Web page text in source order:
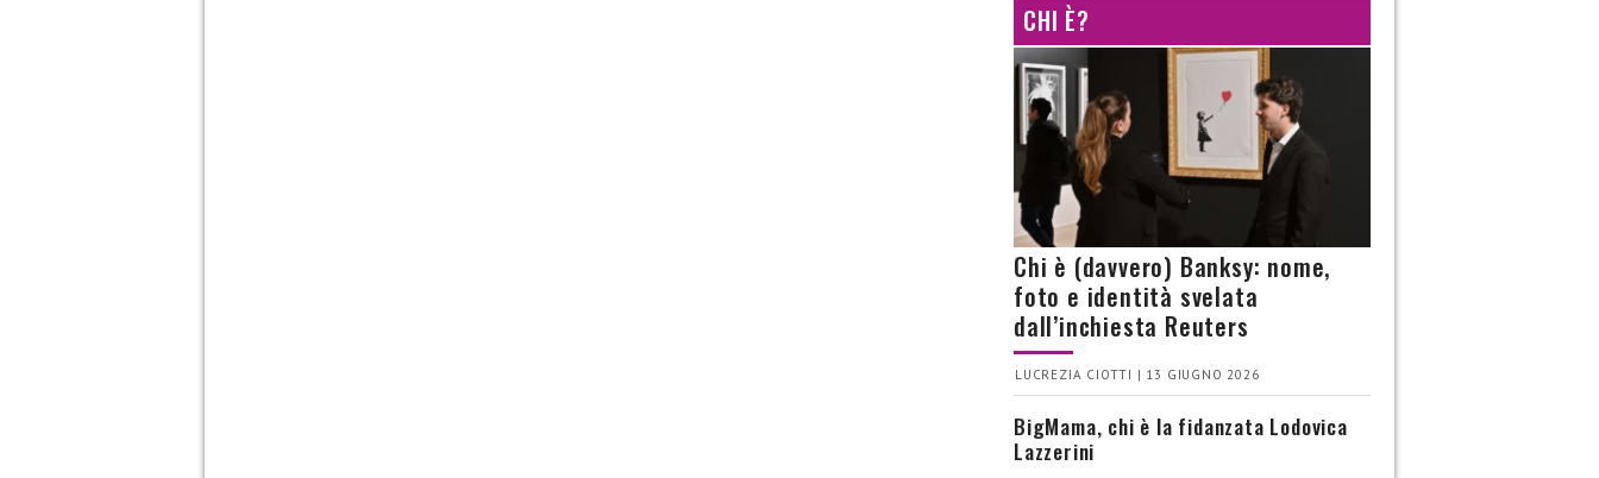
CHI È?
Chi è (davvero) Banksy: nome,
foto e identità svelata
dall’inchiesta Reuters
LUCREZIA CIOTTI | 13 GIUGNO 2026
BigMama, chi è la fidanzata Lodovica
Lazzerini